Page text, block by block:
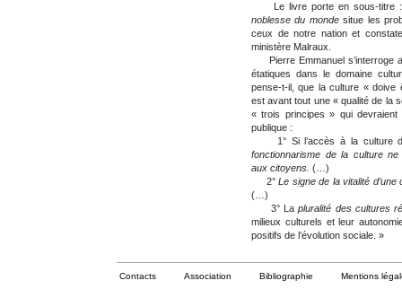
Le livre porte en sous-titre :
noblesse du mondesitue les
ceux de notre nation et
ministère Malraux.
Pierre Emmanuel s’interroge
étatiques dans le domaine
pense-t-il, que la culture « doive
est avant tout une « qualité de la
« trois principes » qui
publique :
1° Si l’accès à la culture
fonctionnarisme de la culture
aux citoyens. (…)
2°Le signe de la vitalité
(…)
3° Lapluralité des cultures
milieux culturels et leur
positifs de l’évolution sociale. »
Contacts Association Bibliographie Mentions